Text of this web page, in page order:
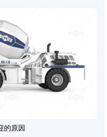
的原因